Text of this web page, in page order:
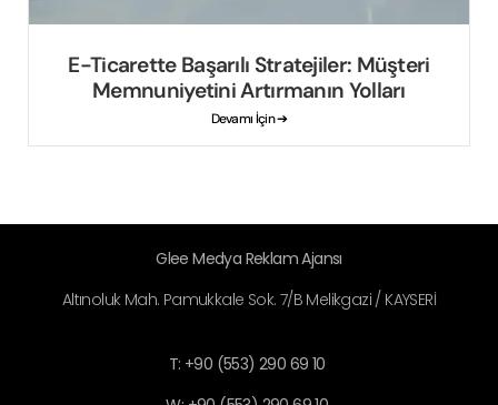
E-Ticarette Başarılı Stratejiler: Müşteri
Memnuniyetini Artırmanın Yolları
Devamı İçin ➔
Glee Medya Reklam Ajansı
Altınoluk Mah. Pamukkale Sok. 7/B Melikgazi / KAYSERİ
T: +90 (553) 290 69 10